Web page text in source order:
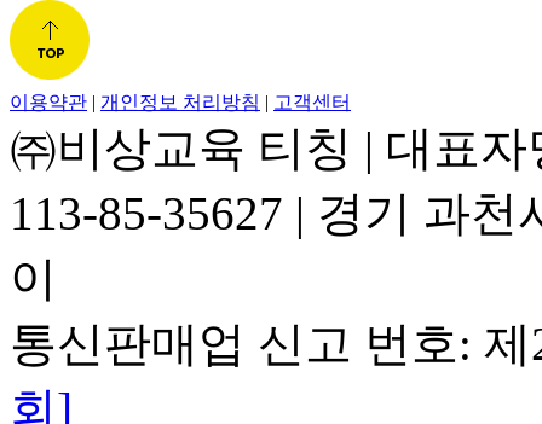
이용약관 | 개인정보 처리방침 | 고객센터
㈜비상교육 티칭 | 대표
113-85-35627 | 경기 과천
이
통신판매업 신고 번호:
회]